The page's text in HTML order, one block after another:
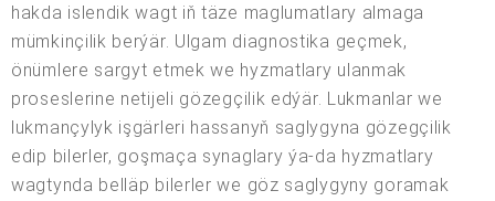
hakda islendik wagt iň täze maglumatlary almaga
mümkinçilik berýär. Ulgam diagnostika geçmek,
önümlere sargyt etmek we hyzmatlary ulanmak
proseslerine netijeli gözegçilik edýär. Lukmanlar we
lukmançylyk işgärleri hassanyň saglygyna gözegçilik
edip bilerler, goşmaça synaglary ýa-da hyzmatlary
wagtynda belläp bilerler we göz saglygyny goramak